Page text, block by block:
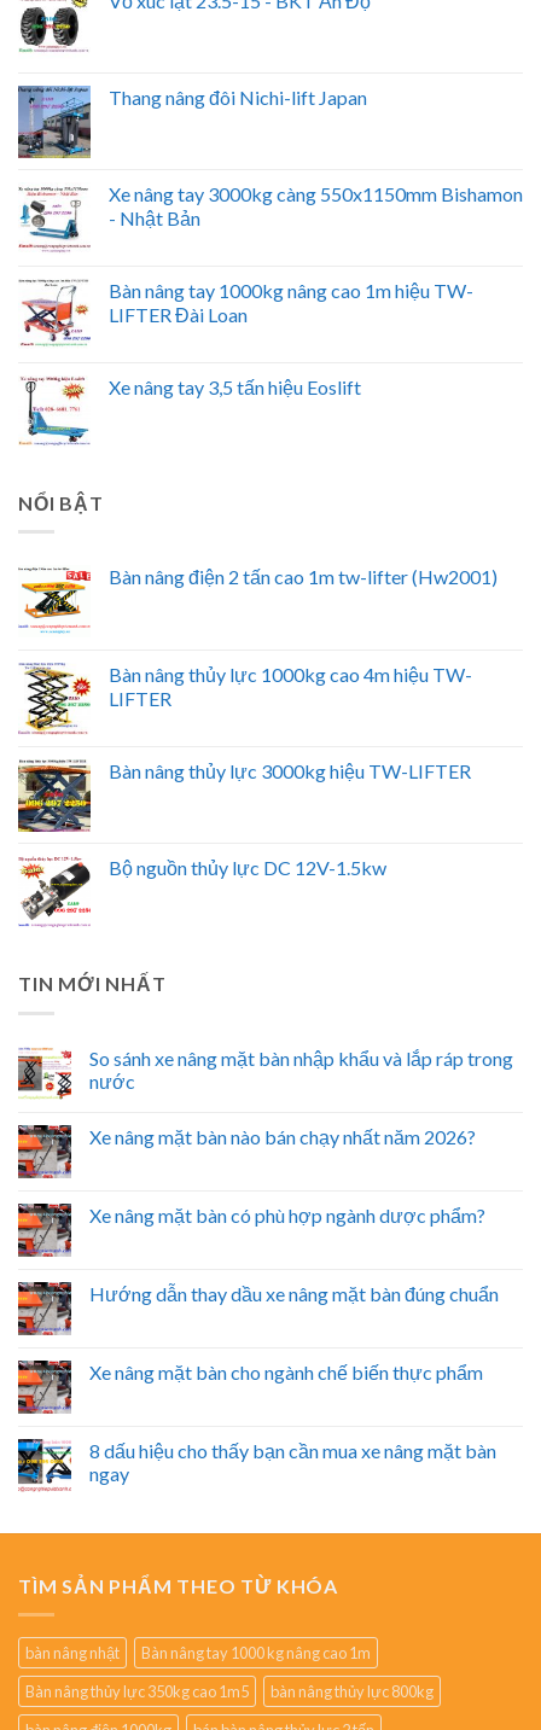
Thang nâng đôi Nichi-lift Japan
Xe nâng tay 3000kg càng 550x1150mm Bishamon
- Nhật Bản
Bàn nâng tay 1000kg nâng cao 1m hiệu TW-
LIFTER Đài Loan
Xe nâng tay 3,5 tấn hiệu Eoslift
NỔI BẬT
Bàn nâng điện 2 tấn cao 1m tw-lifter (Hw2001)
Bàn nâng thủy lực 1000kg cao 4m hiệu TW-
LIFTER
Bàn nâng thủy lực 3000kg hiệu TW-LIFTER
Bộ nguồn thủy lực DC 12V-1.5kw
TIN MỚI NHẤT
So sánh xe nâng mặt bàn nhập khẩu và lắp ráp trong
nước
Xe nâng mặt bàn nào bán chạy nhất năm 2026?
Xe nâng mặt bàn có phù hợp ngành dược phẩm?
Hướng dẫn thay dầu xe nâng mặt bàn đúng chuẩn
Xe nâng mặt bàn cho ngành chế biến thực phẩm
8 dấu hiệu cho thấy bạn cần mua xe nâng mặt bàn
ngay
TÌM SẢN PHẨM THEO TỪ KHÓA
bàn nâng nhật
Bàn nâng tay 1000 kg nâng cao 1m
Bàn nâng thủy lực 350kg cao 1m5
bàn nâng thủy lực 800kg